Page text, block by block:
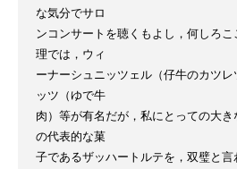
な気分でサロ
ンコンサートを聴くもよし，何しろ
理では，ウィ
ーナーシュニッツェル（仔牛のカツ
ッツ（ゆで牛
肉）等が有名だが，私にとっての大
の代表的な菓
子であるザッハートルテを，双璧と言